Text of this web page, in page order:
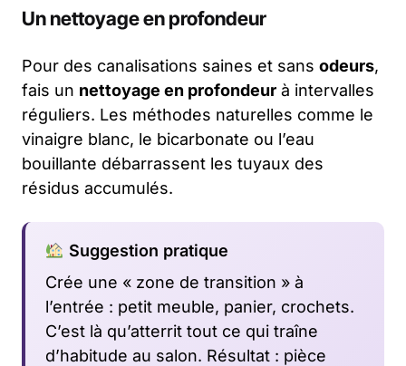
Un nettoyage en profondeur
Pour des canalisations saines et sans odeurs,
fais un nettoyage en profondeur à intervalles
réguliers. Les méthodes naturelles comme le
vinaigre blanc, le bicarbonate ou l’eau
bouillante débarrassent les tuyaux des
résidus accumulés.
Suggestion pratique
Crée une « zone de transition » à
l’entrée : petit meuble, panier, crochets.
C’est là qu’atterrit tout ce qui traîne
d’habitude au salon. Résultat : pièce